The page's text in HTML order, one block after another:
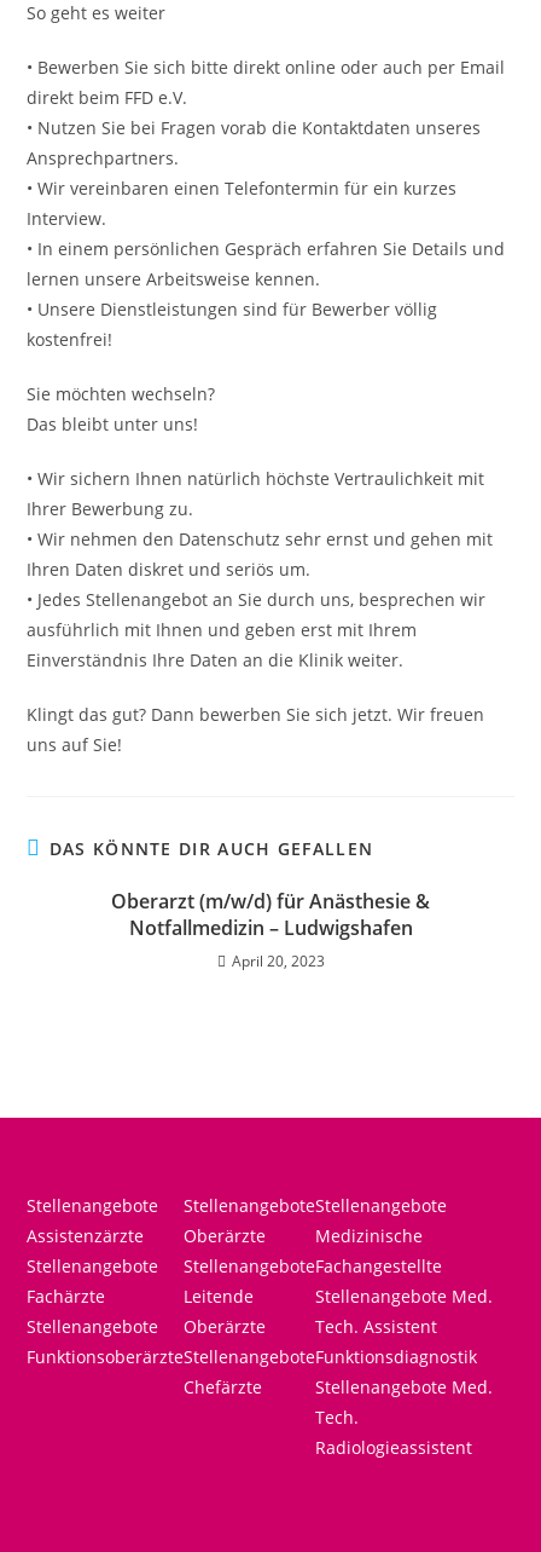
So geht es weiter
• Bewerben Sie sich bitte direkt online oder auch per Email
direkt beim FFD e.V.
• Nutzen Sie bei Fragen vorab die Kontaktdaten unseres
Ansprechpartners.
• Wir vereinbaren einen Telefontermin für ein kurzes
Interview.
• In einem persönlichen Gespräch erfahren Sie Details und
lernen unsere Arbeitsweise kennen.
• Unsere Dienstleistungen sind für Bewerber völlig
kostenfrei!
Sie möchten wechseln?
Das bleibt unter uns!
• Wir sichern Ihnen natürlich höchste Vertraulichkeit mit
Ihrer Bewerbung zu.
• Wir nehmen den Datenschutz sehr ernst und gehen mit
Ihren Daten diskret und seriös um.
• Jedes Stellenangebot an Sie durch uns, besprechen wir
ausführlich mit Ihnen und geben erst mit Ihrem
Einverständnis Ihre Daten an die Klinik weiter.
Klingt das gut? Dann bewerben Sie sich jetzt. Wir freuen
uns auf Sie!
DAS KÖNNTE DIR AUCH GEFALLEN
Oberarzt (m/w/d) für Anästhesie &
Notfallmedizin – Ludwigshafen
April 20, 2023
Stellenangebote
Assistenzärzte
Stellenangebote
Fachärzte
Stellenangebote
Funktionsoberärzte
Stellenangebote
Oberärzte
Stellenangebote
Leitende
Oberärzte
Stellenangebote
Chefärzte
Stellenangebote
Medizinische
Fachangestellte
Stellenangebote Med.
Tech. Assistent
Funktionsdiagnostik
Stellenangebote Med.
Tech.
Radiologieassistent